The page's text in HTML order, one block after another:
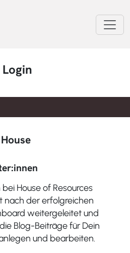
Login
House of Resources
nach der erfolgreichen
weitergeleitet und
Blog-Beiträge für Dein
und bearbeiten.